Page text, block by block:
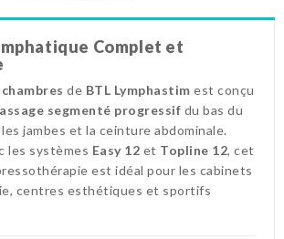
Complet et
de BTL Lymphastim est conçu
segmenté progressif du bas du
jambes et la ceinture abdominale.
les systèmes Easy 12 et Topline 12, cet
est idéal pour les cabinets
centres esthétiques et sportifs